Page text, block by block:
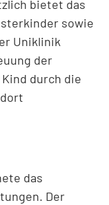
bietet das
sowie
Uniklinik
der
durch die
das
Der